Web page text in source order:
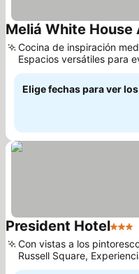
Meliá White
Cocina de inspiración
Espacios versátiles para
Elige fechas para ver
President Hotel3
Con vistas a los
Russell Square,
Faulty Towers premiada